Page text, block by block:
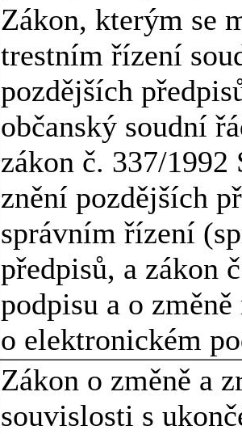
Zákon, kterým se
trestním řízení
pozdějších
občanský soudní
zákon č. 337/1992
znění pozdějších
správním řízení
předpisů, a zákon
podpisu a o
o elektronickém
Zákon o změně a
souvislosti s